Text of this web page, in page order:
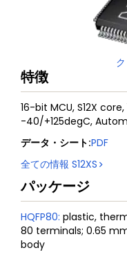
特徴
16-bit MCU, S12X core,
-40/+125degC,
データ・シート:PDF
全ての情報 S12XS
パッケージ
HQFP80: plastic,
80 terminals; 0.65
body